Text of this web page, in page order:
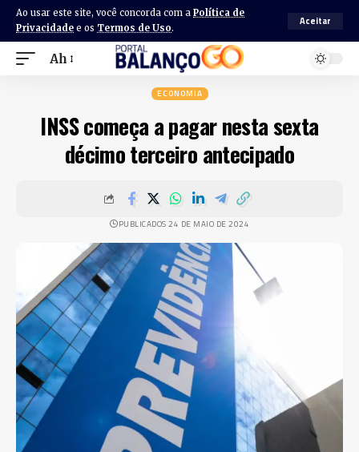
Ao usar este site, você concorda com a Política de
Privacidade e os Termos de Uso.
Aceitar
Ah
ECONOMIA
INSS começa a pagar nesta sexta
décimo terceiro antecipado
PUBLICADOS 24 DE MAIO DE 2024